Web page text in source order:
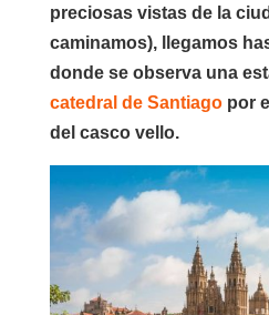
preciosas vistas de la
caminamos), llegamos
donde se observa una
catedral de Santiagopor
del casco vello.